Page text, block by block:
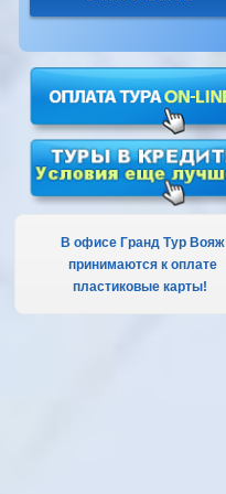
В офисе Гранд Тур Вояж
принимаются к оплате
пластиковые карты!